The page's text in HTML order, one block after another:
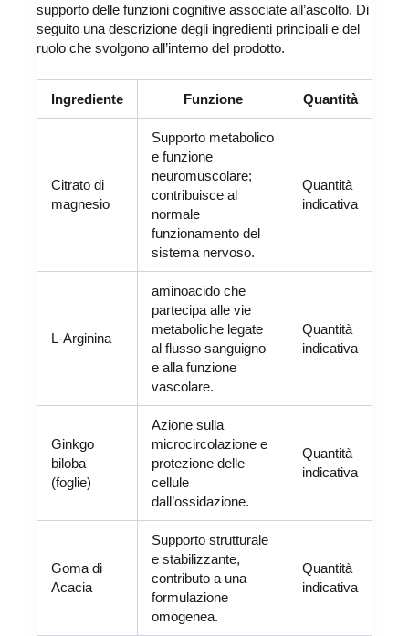
supporto delle funzioni cognitive associate all’ascolto. Di
seguito una descrizione degli ingredienti principali e del
ruolo che svolgono all’interno del prodotto.
Ingrediente Funzione Quantità
Citrato di
magnesio
Supporto metabolico
e funzione
neuromuscolare;
contribuisce al
normale
funzionamento del
sistema nervoso.
Quantità
indicativa
L-Arginina
aminoacido che
partecipa alle vie
metaboliche legate
al flusso sanguigno
e alla funzione
vascolare.
Quantità
indicativa
Ginkgo
biloba
(foglie)
Azione sulla
microcircolazione e
protezione delle
cellule
dall’ossidazione.
Quantità
indicativa
Goma di
Acacia
Supporto strutturale
e stabilizzante,
contributo a una
formulazione
omogenea.
Quantità
indicativa